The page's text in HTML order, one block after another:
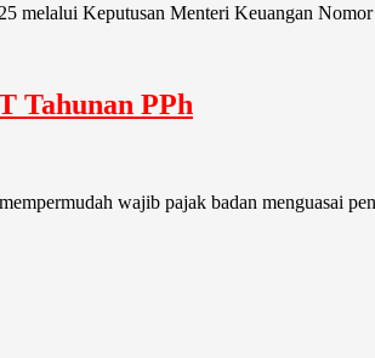
melalui Keputusan Menteri Keuangan
Tahunan PPh
wajib pajak badan menguasai